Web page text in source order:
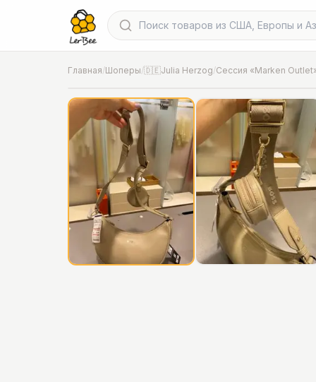
Главная/Шоперы/🇩🇪Julia Herzog/Сессия «Marken
Фото от шопера·Hannover